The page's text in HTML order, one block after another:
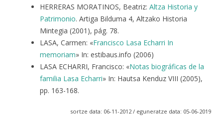
HERRERAS MORATINOS, Beatriz: Altza Historia y
Patrimonio. Artiga Bilduma 4, Altzako Historia
Mintegia (2001), pág. 78.
LASA, Carmen: «Francisco Lasa Echarri In
memoriam» In: estibaus.info (2006)
LASA ECHARRI, Francisco: «Notas biográficas de la
familia Lasa Echarri» In: Hautsa Kenduz VIII (2005),
pp. 163-168.
sortze data: 06-11-2012 / eguneratze data: 05-06-2019